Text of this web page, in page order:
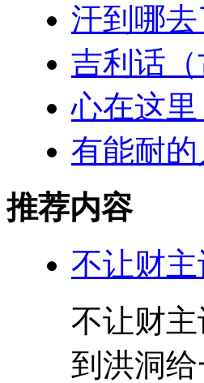
汗到哪
吉利话
心在这
有能耐
推荐内容
不让财
不让财
到洪洞